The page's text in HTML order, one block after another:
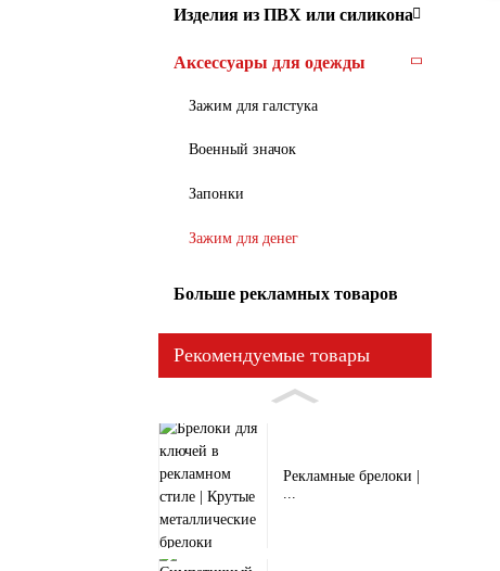
Изделия из ПВХ или силикона
Аксессуары для одежды
Зажим для галстука
Военный значок
Запонки
Зажим для денег
Больше рекламных товаров
Рекомендуемые товары
Рекламные брелоки |
...